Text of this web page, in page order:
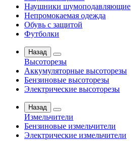
Наушники шумоподавляющие
Непромокаемая одежда
Обувь с защитой
Футболки
Назад
Высоторезы
Аккумуляторные высоторезы
Бензиновые высоторезы
Электрические высоторезы
Назад
Измельчители
Бензиновые измельчители
Электрические измельчители